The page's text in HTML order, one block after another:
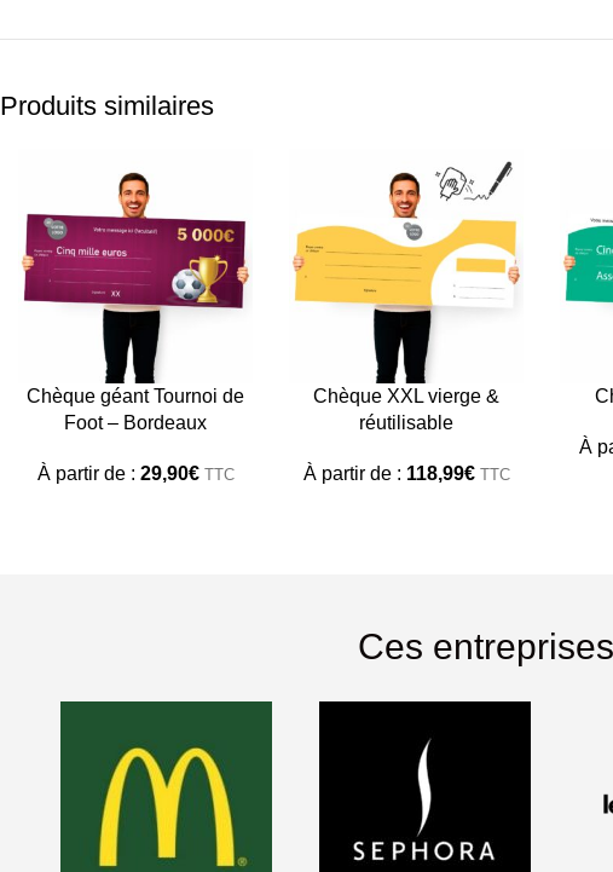
Produits similaires
Chèque géant Tournoi de
Foot – Bordeaux
À partir de : 29,90€ TTC
Chèque XXL vierge &
réutilisable
À partir de : 118,99€ TTC
À
Ces